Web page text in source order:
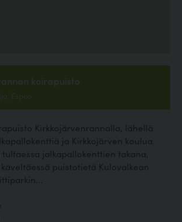
koirapuisto
Espoo
Kirkkojärvenrannalla, lähellä
ja Kirkkojärven koulua.
jalkapallokenttien takana,
puistotietä Kulovalkean